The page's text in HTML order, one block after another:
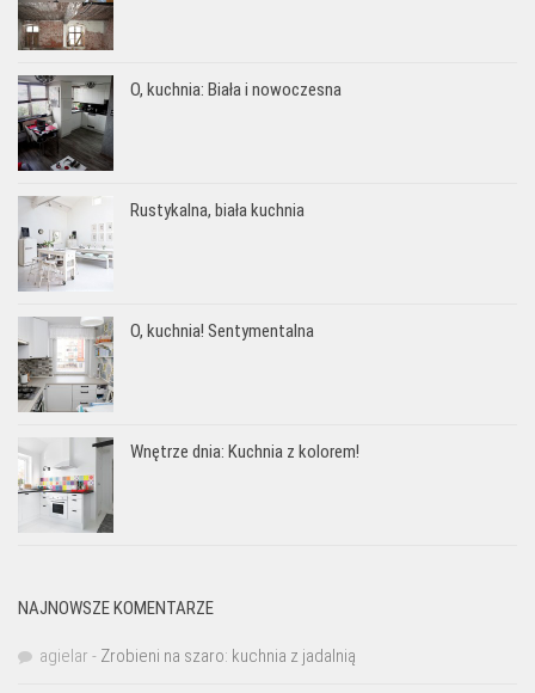
O, kuchnia: Biała i nowoczesna
Rustykalna, biała kuchnia
O, kuchnia! Sentymentalna
Wnętrze dnia: Kuchnia z kolorem!
NAJNOWSZE KOMENTARZE
agielar - Zrobieni na szaro: kuchnia z jadalnią